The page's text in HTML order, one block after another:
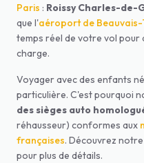
Paris : Roissy Charles-de-
que l'aéroport de Beauvais-
temps réel de votre vol pour
charge.
Voyager avec des enfants
particulière. C'est pourquoi
des sièges auto
réhausseur) conformes aux
françaises. Découvrez notre
pour plus de détails.